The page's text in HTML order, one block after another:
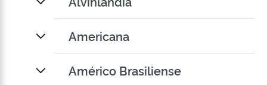
Americana
Américo Brasiliense